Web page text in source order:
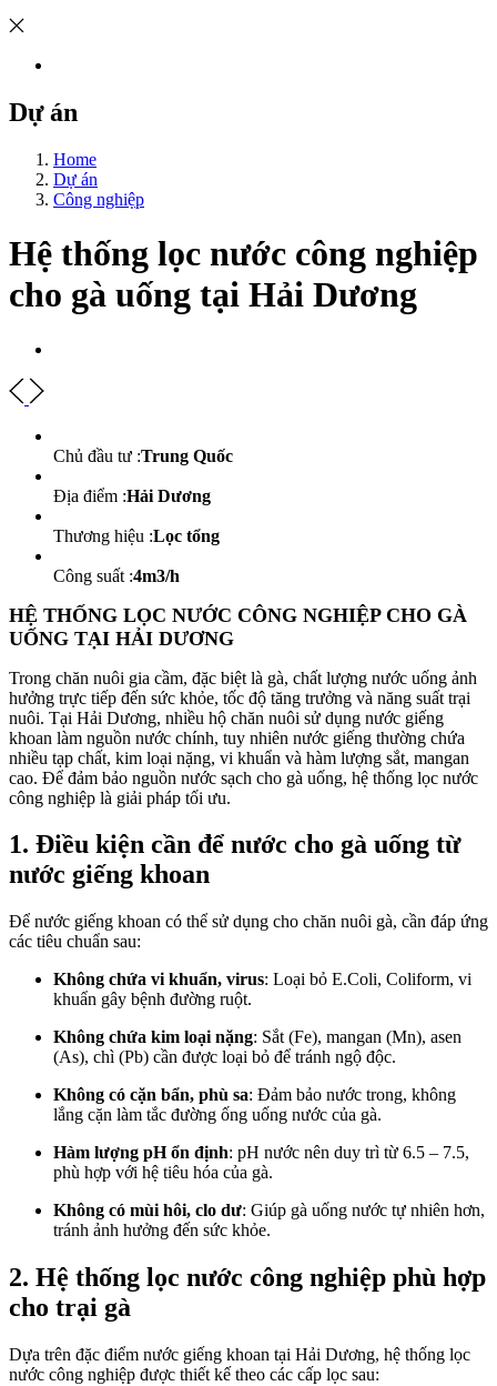
Dự án
Home
Dự án
Công nghiệp
Hệ thống lọc nước công nghiệp
cho gà uống tại Hải Dương
Chủ đầu tư :Trung Quốc
Địa điểm :Hải Dương
Thương hiệu :Lọc tổng
Công suất :4m3/h
HỆ THỐNG LỌC NƯỚC CÔNG NGHIỆP CHO GÀ
UỐNG TẠI HẢI DƯƠNG
Trong chăn nuôi gia cầm, đặc biệt là gà, chất lượng nước uống ảnh
hưởng trực tiếp đến sức khỏe, tốc độ tăng trưởng và năng suất trại
nuôi. Tại Hải Dương, nhiều hộ chăn nuôi sử dụng nước giếng
khoan làm nguồn nước chính, tuy nhiên nước giếng thường chứa
nhiều tạp chất, kim loại nặng, vi khuẩn và hàm lượng sắt, mangan
cao. Để đảm bảo nguồn nước sạch cho gà uống, hệ thống lọc nước
công nghiệp là giải pháp tối ưu.
1. Điều kiện cần để nước cho gà uống từ
nước giếng khoan
Để nước giếng khoan có thể sử dụng cho chăn nuôi gà, cần đáp ứng
các tiêu chuẩn sau:
Không chứa vi khuẩn, virus: Loại bỏ E.Coli, Coliform, vi
khuẩn gây bệnh đường ruột.
Không chứa kim loại nặng: Sắt (Fe), mangan (Mn), asen
(As), chì (Pb) cần được loại bỏ để tránh ngộ độc.
Không có cặn bẩn, phù sa: Đảm bảo nước trong, không
lắng cặn làm tắc đường ống uống nước của gà.
Hàm lượng pH ổn định: pH nước nên duy trì từ 6.5 – 7.5,
phù hợp với hệ tiêu hóa của gà.
Không có mùi hôi, clo dư: Giúp gà uống nước tự nhiên hơn,
tránh ảnh hưởng đến sức khỏe.
2. Hệ thống lọc nước công nghiệp phù hợp
cho trại gà
Dựa trên đặc điểm nước giếng khoan tại Hải Dương, hệ thống lọc
nước công nghiệp được thiết kế theo các cấp lọc sau: